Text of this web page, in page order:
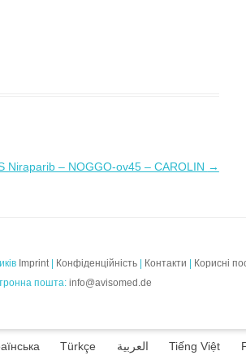
Niraparib – NOGGO-ov45 – CAROLIN →
Imprint| Конфіденційність| Контакти
Корисні
пошта: info@avisomed.de
Türkçe العربية Tiếng Việt